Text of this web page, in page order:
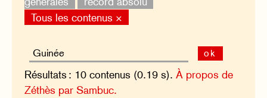
Tous les contenus ×
ok
Résultats : 10 contenus (0.19 s).À propos de
Zéthès par Sambuc.